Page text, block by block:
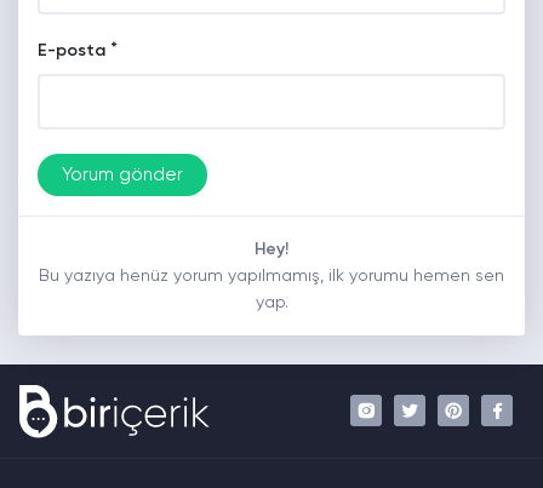
E-posta *
Hey!
Bu yazıya henüz yorum yapılmamış, ilk yorumu hemen sen
yap.